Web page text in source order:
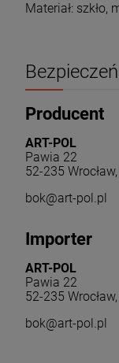
Materiał: szkło,
Producent
ART-POL
Pawia 22
52-235
bok@art-pol.pl
Importer
ART-POL
Pawia 22
52-235
bok@art-pol.pl